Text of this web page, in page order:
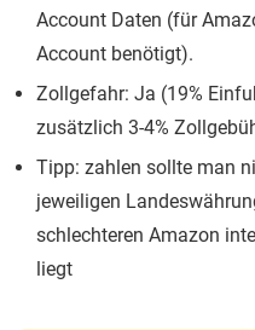
Account Daten (für
Account benötigt).
Zollgefahr: Ja (19%
zusätzlich 3-4%
Tipp: zahlen sollte man
jeweiligen
schlechteren Amazon
liegt